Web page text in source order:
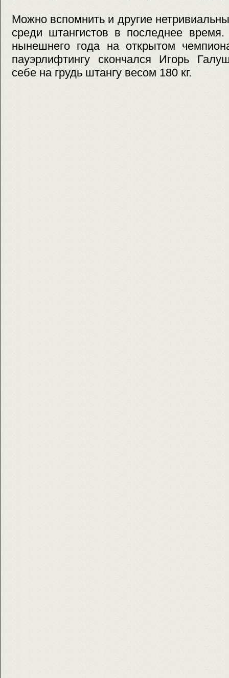
Можно вспомнить и другие
среди штангистов в последнее
нынешнего года на открытом
пауэрлифтингу скончался Игорь
себе на грудь штангу весом 180 кг.